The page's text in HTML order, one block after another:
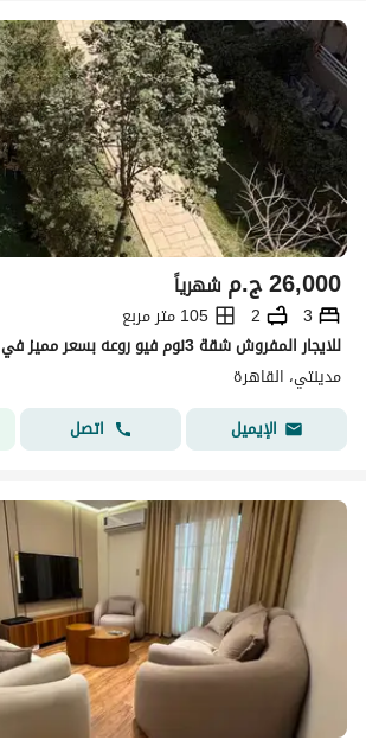
ج.م26,000 شهرياً
3
2
105 متر مربع
للايجار المفروش شقة 3نوم فيو روعه بسعر مميز في. B6 مدينتي
مدينتي، القاهرة
الإيميل
اتصل